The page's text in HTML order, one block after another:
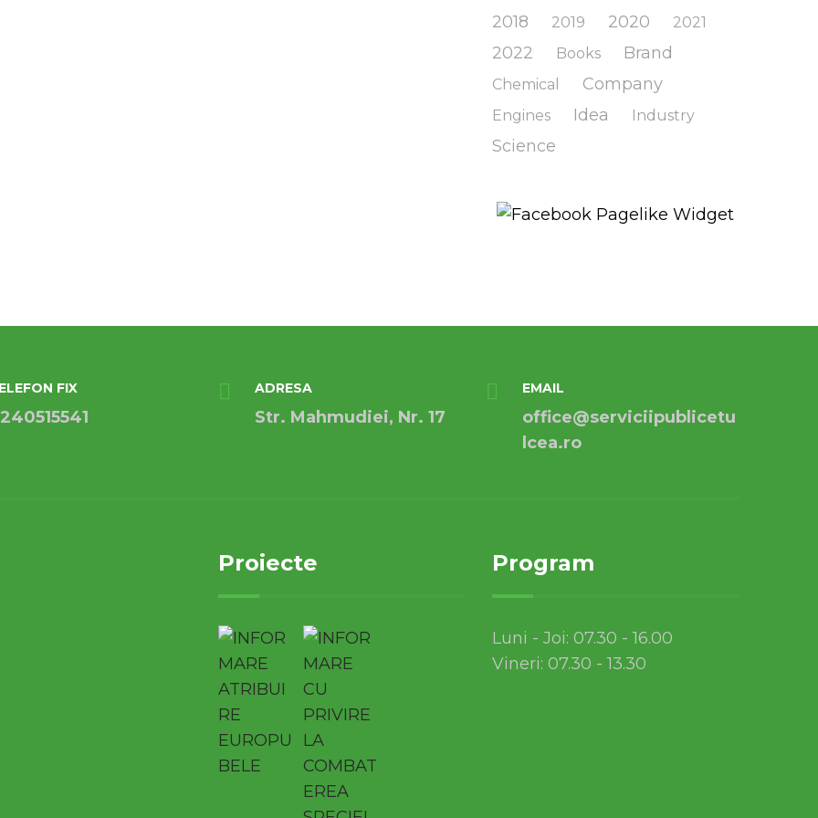
2018 2019 2020 2021
2022 Books Brand
Chemical Company
Engines Idea Industry
Science
FIX ADRESA
Str. Mahmudiei, Nr. 17
EMAIL
office@serviciipublicetu
lcea.ro
Proiecte Program
Luni - Joi: 07.30 - 16.00
Vineri: 07.30 - 13.30